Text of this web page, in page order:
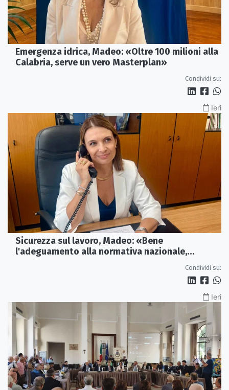
Emergenza idrica, Madeo: «Oltre 100 milioni alla
Calabria, serve un vero Masterplan»
Condividi su:
Ieri
Sicurezza sul lavoro, Madeo: «Bene
l'adeguamento alla normativa nazionale,
Condividi su:
Ieri